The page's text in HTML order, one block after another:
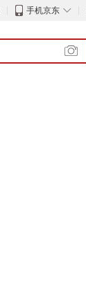
◇
手机京东